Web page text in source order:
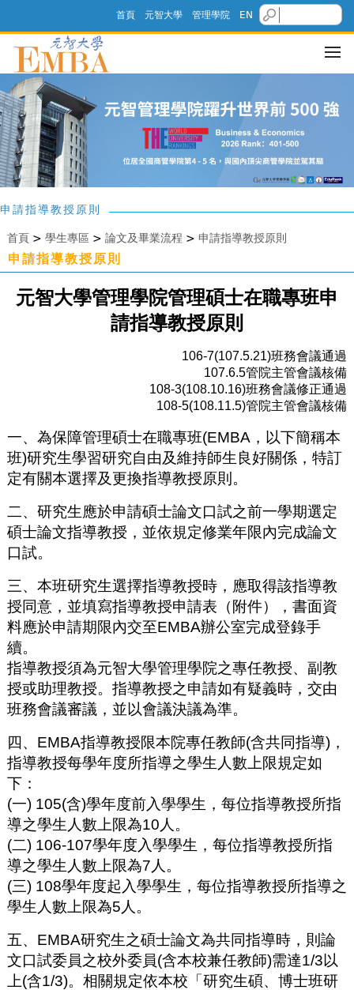
首頁 元智大學 管理學院 EN
申請指導教授原則
首頁> 學生專區> 論文及畢業流程 > 申請指導教授原則
申請指導教授原則
元智大學管理學院管理碩士在職專班申
請指導教授原則
106-7(107.5.21)班務會議通過
107.6.5管院主管會議核備
108-3(108.10.16)班務會議修正通過
108-5(108.11.5)管院主管會議核備
一、為保障管理碩士在職專班(EMBA，以下簡稱本
班)研究生學習研究自由及維持師生良好關係，特訂
定有關本選擇及更換指導教授原則。
二、研究生應於申請碩士論文口試之前一學期選定
碩士論文指導教授，並依規定修業年限內完成論文
口試。
三、本班研究生選擇指導教授時，應取得該指導教
授同意，並填寫指導教授申請表（附件），書面資
料應於申請期限內交至EMBA辦公室完成登錄手
續。
指導教授須為元智大學管理學院之專任教授、副教
授或助理教授。指導教授之申請如有疑義時，交由
班務會議審議，並以會議決議為準。
四、EMBA指導教授限本院專任教師(含共同指導)，
指導教授每學年度所指導之學生人數上限規定如
下：
(一) 105(含)學年度前入學學生，每位指導教授所指
導之學生人數上限為10人。
(二) 106-107學年度入學學生，每位指導教授所指
導之學生人數上限為7人。
(三) 108學年度起入學學生，每位指導教授所指導之
學生人數上限為5人。
五、EMBA研究生之碩士論文為共同指導時，則論
文口試委員之校外委員(含本校兼任教師)需達1/3以
上(含1/3)。相關規定依本校「研究生碩、博士班研